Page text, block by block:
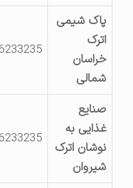
پاک شیمی
خراسان
شمالی
5836233235
صنایع
غذایی به
نوشان اترک
شیروان
5836233235